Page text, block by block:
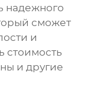
надежного
сможет
и
стоимость
и другие